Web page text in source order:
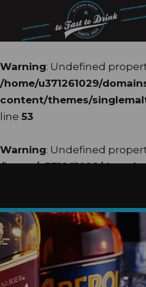
Warning: Undefined
/home/u371261029/
content/themes/
line 53
Warning: Undefined
/home/u371261029/